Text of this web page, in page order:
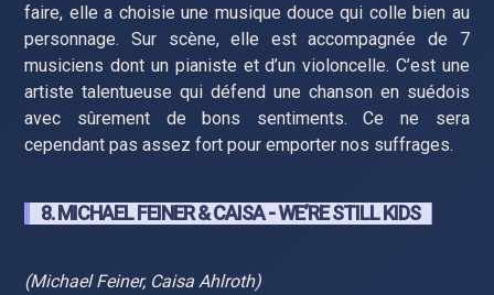
faire, elle a choisie une musique douce qui colle bien au
personnage. Sur scène, elle est accompagnée de 7
musiciens dont un pianiste et d’un violoncelle. C’est une
artiste talentueuse qui défend une chanson en suédois
avec sûrement de bons sentiments. Ce ne sera
cependant pas assez fort pour emporter nos suffrages.
8. MICHAEL FEINER & CAISA - WE’RE STILL KIDS
(Michael Feiner, Caisa Ahlroth)